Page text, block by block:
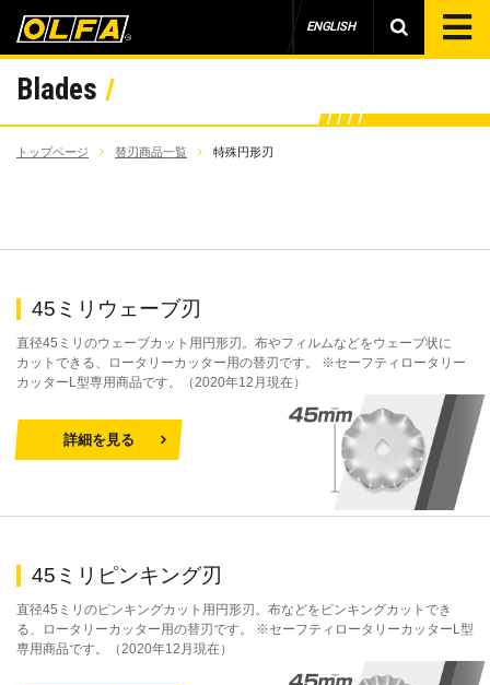
ENGLISH
Blades
トップページ 替刃商品一覧 特殊円形刃
45ミリウェーブ刃
直径45ミリのウェーブカット用円形刃。布やフィルムなどをウェーブ状に
カットできる、ロータリーカッター用の替刃です。 ※セーフティロータリー
カッターL型専用商品です。（2020年12月現在）
詳細を見る
45ミリピンキング刃
直径45ミリのピンキングカット用円形刃。布などをピンキングカットでき
る、ロータリーカッター用の替刃です。 ※セーフティロータリーカッターL型
専用商品です。（2020年12月現在）